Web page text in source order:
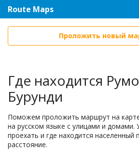
Route Maps
Проложить новый
Где находится
Бурунди
Поможем проложить маршрут на
на русском языке с улицами и домами.
проехать и где находится населенный
расстояние.